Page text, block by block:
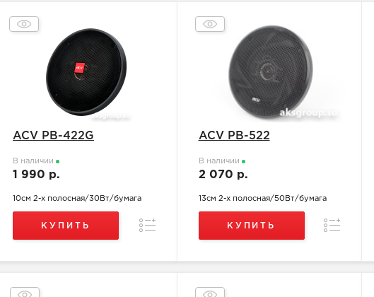
ACV PB-422G
В наличии
1 990 р.
10см 2-х полосная/30Вт/бумага
КУПИТЬ Сравнение
ACV PB-522
В наличии
2 070 р.
13см 2-х полосная/50Вт/бумага
КУПИТЬ Сравнение